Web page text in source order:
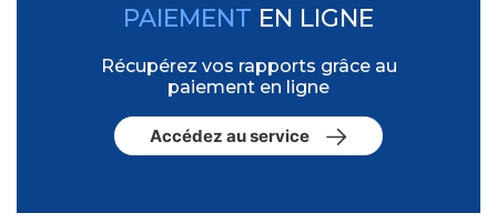
PAIEMENT EN LIGNE
Récupérez vos rapports grâce au
paiement en ligne
Accédez au service